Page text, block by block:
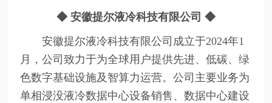
◆ 安徽提尔液冷科技有限公司 ◆
安徽提尔液冷科技有限公司成立于2024年1
月，公司致力于为全球用户提供先进、低碳、绿
色数字基础设施及智算力运营。公司主要业务为
单相浸没液冷数据中心设备销售、数据中心建设